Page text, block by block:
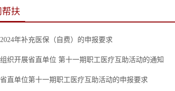
扶
年补充医保（自费）的申报要求
织开展省直单位 第十一期职工医疗互助活动的通知
直单位第十一期职工医疗互助活动的申报要求